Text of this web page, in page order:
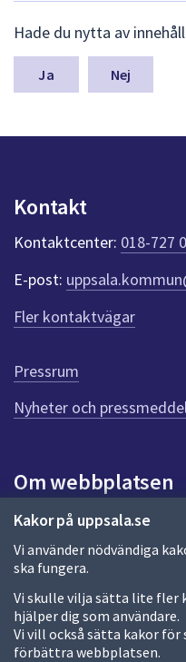
Kakor på uppsala.se
Vi använder nödvändiga
ska fungera.
Vi skulle vilja sätta lite fler
hjälper dig som användare.
Vi vill också sätta kakor för
förbättra webbplatsen.
ä
m
a
y
n
t
r
ö
e
n
n
i
d
a
Hade du nytta av
Nej
Kontakt
Kontaktcenter: 018-727
E-post:
Fler kontaktvägar
Pressrum
Nyheter och
Om webbplatsen
Om webbplatsen
Allmänna handlingar och
Behandling av
Kakor